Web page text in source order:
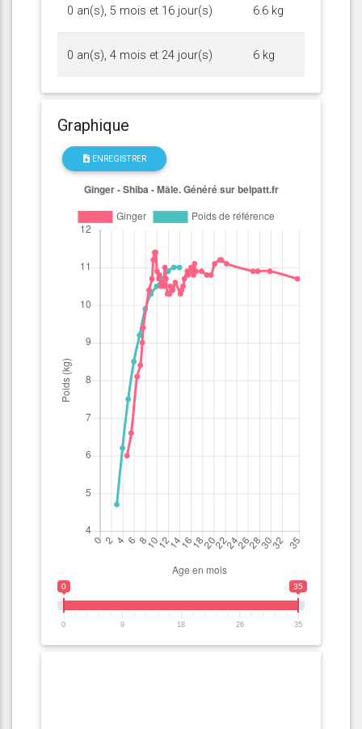
0 an(s), 5 mois et 16 jour(s) 6.6 kg
0 an(s), 4 mois et 24 jour(s) 6 kg
Graphique
ENREGISTRER
0 35
0 9 18 26 35